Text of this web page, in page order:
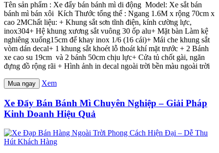
Tên sản phẩm : Xe đẩy bán bánh mì di động Model: Xe sắt bán
bánh mì bán xôi Kích Thước tổng thể : Ngang 1.6M x rộng 70cm x
cao 2MChất liệu: + Khung sắt sơn tĩnh điện, kính cường lực,
inox304+ Hệ khung xương sắt vuông 30 ốp alu+ Mặt bàn Làm kệ
nghiêng xuống15cm để khay inox 1/6 (16 cái)+ Mái che khung sắt
vòm dán decal+ 1 khung sắt khoét lỗ thoát khí mặt trước + 2 Bánh
xe cao su 19cm và 2 bánh 50cm chịu lực+ Cửa tủ chốt gài, ngăn
đựng đồ rộng rãi + Hình ảnh in decal ngoài trời bền màu ngoài trời
Mua ngay Xem
Xe Đẩy Bán Bánh Mì Chuyên Nghiệp – Giải Pháp
Kinh Doanh Hiệu Quả